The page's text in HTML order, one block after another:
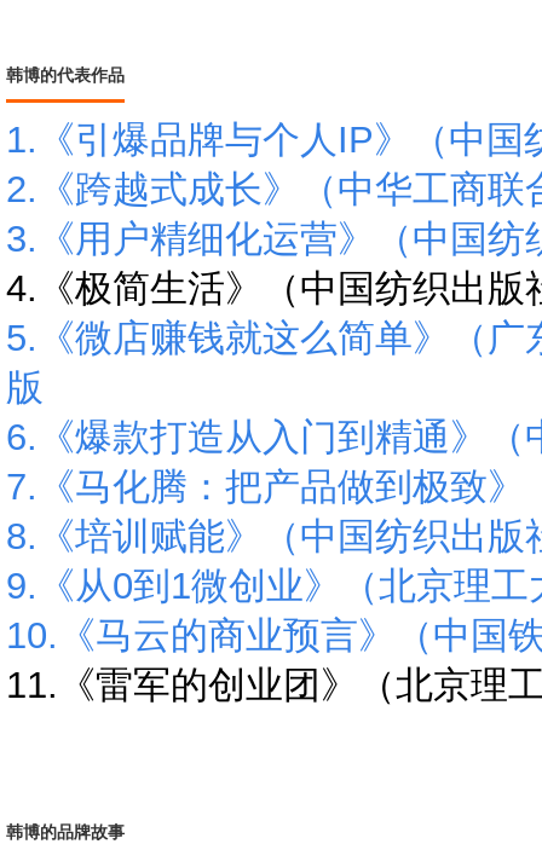
韩博的代表作品
1.《引爆品牌与个人IP》（中
2.《跨越式成长》（中华工商
3.《用户精细化运营》（中国
4.《极简生活》（中国纺织出
5.《微店赚钱就这么简单》（
版
6.《爆款打造从入门到精通》
7.《马化腾：把产品做到极致
8.《培训赋能》（中国纺织出
9.《从0到1微创业》（北京理
10.《马云的商业预言》（中
11.《雷军的创业团》（北京
韩博的品牌故事